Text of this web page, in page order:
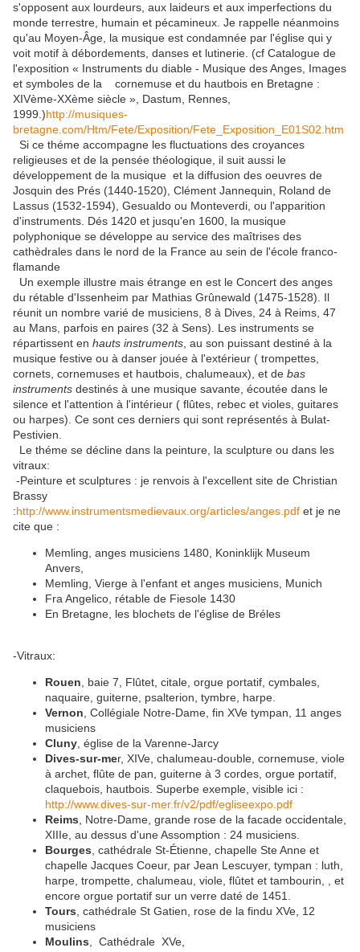
s'opposent aux lourdeurs, aux laideurs et aux imperfections du
monde terrestre, humain et pécamineux. Je rappelle néanmoins
qu'au Moyen-Âge, la musique est condamnée par l'église qui y
voit motif à débordements, danses et lutinerie. (cf Catalogue de
l'exposition « Instruments du diable - Musique des Anges, Images
et symboles de la cornemuse et du hautbois en Bretagne :
XIVème-XXème siècle », Dastum, Rennes,
1999.)http://musiques-
bretagne.com/Htm/Fete/Exposition/Fete_Exposition_E01S02.htm
Si ce théme accompagne les fluctuations des croyances
religieuses et de la pensée théologique, il suit aussi le
développement de la musique et la diffusion des oeuvres de
Josquin des Prés (1440-1520), Clément Jannequin, Roland de
Lassus (1532-1594), Gesualdo ou Monteverdi, ou l'apparition
d'instruments. Dés 1420 et jusqu'en 1600, la musique
polyphonique se développe au service des maîtrises des
cathèdrales dans le nord de la France au sein de l'école franco-
flamande
Un exemple illustre mais étrange en est le Concert des anges
du rétable d'Issenheim par Mathias Grûnewald (1475-1528). Il
réunit un nombre varié de musiciens, 8 à Dives, 24 à Reims, 47
au Mans, parfois en paires (32 à Sens). Les instruments se
répartissent en hauts instruments , au son puissant destiné à la
musique festive ou à danser jouée à l'extérieur ( trompettes,
cornets, cornemuses et hautbois, chalumeaux), et de bas
instruments destinés à une musique savante, écoutée dans le
silence et l'attention à l'intérieur ( flûtes, rebec et violes, guitares
ou harpes). Ce sont ces derniers qui sont représentés à Bulat-
Pestivien.
Le théme se décline dans la peinture, la sculpture ou dans les
vitraux:
-Peinture et sculptures : je renvois à l'excellent site de Christian
Brassy
:http://www.instrumentsmedievaux.org/articles/anges.pdf et je ne
cite que :
Memling, anges musiciens 1480, Koninklijk Museum
Anvers,
Memling, Vierge à l'enfant et anges musiciens, Munich
Fra Angelico, rétable de Fiesole 1430
En Bretagne, les blochets de l'église de Bréles
-Vitraux:
Rouen , baie 7, Flûtet, citale, orgue portatif, cymbales,
naquaire, guiterne, psalterion, tymbre, harpe.
Vernon , Collégiale Notre-Dame, fin XVe tympan, 11 anges
musiciens
Cluny , église de la Varenne-Jarcy
Dives-sur-mer, XIVe, chalumeau-double, cornemuse, viole
à archet, flûte de pan, guiterne à 3 cordes, orgue portatif,
claquebois, hautbois. Superbe exemple, visible ici :
http://www.dives-sur-mer.fr/v2/pdf/egliseexpo.pdf
Reims , Notre-Dame, grande rose de la facade occidentale,
XIIIe, au dessus d'une Assomption : 24 musiciens.
Bourges , cathédrale St-Étienne, chapelle Ste Anne et
chapelle Jacques Coeur, par Jean Lescuyer, tympan : luth,
harpe, trompette, chalumeau, viole, flûtet et tambourin, , et
encore orgue portatif sur un verre daté de 1451.
Tours , cathédrale St Gatien, rose de la findu XVe, 12
musiciens
Moulins , Cathédrale XVe,